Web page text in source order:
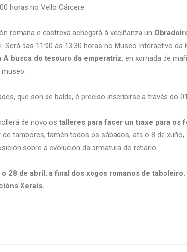
horas no Vello Cárcere.
romana e castrexa achegará á veciñanza un
Será das 11:00 ás 13:30 horas no Museo Interactivo
A busca do tesouro da emperatriz, en xornada de
que son de balde, é preciso inscribirse a través do
de novo os talleres para facer un traxe para os
tambores, tamén todos os sábados, ata o 8 de
sobre a evolución da armatura do retiario.
28 de abril, a final dos xogos romanos de
Xerais.